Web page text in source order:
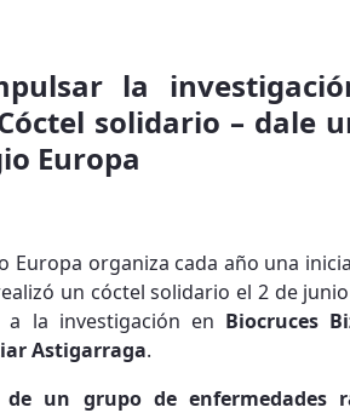
la
solidario – dale
Europa
Europa organiza cada año una
un cóctel solidario el 2 de
la investigación en Biocruces
Astigarraga.
un grupo de enfermedades